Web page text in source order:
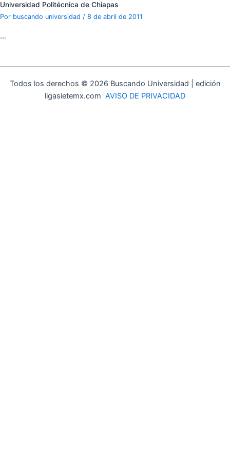
Universidad Politécnica de Chiapas
Por buscando universidad / 8 de abril de 2011
…
Todos los derechos © 2026 Buscando Universidad | edición
ligasietemx.com AVISO DE PRIVACIDAD